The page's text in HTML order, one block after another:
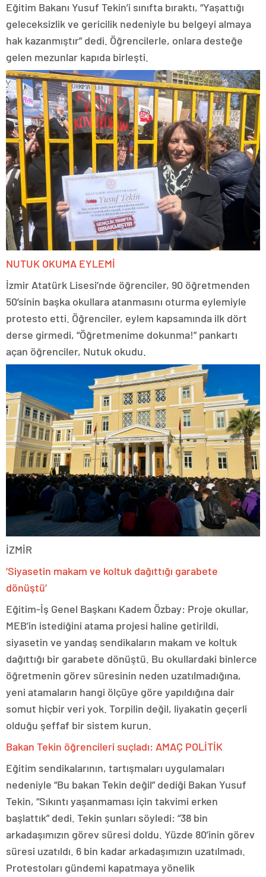
Eğitim Bakanı Yusuf Tekin’i sınıfta bıraktı, “Yaşattığı
geleceksizlik ve gericilik nedeniyle bu belgeyi almaya
hak kazanmıştır” dedi. Öğrencilerle, onlara desteğe
gelen mezunlar kapıda birleşti.
NUTUK OKUMA EYLEMİ
İzmir Atatürk Lisesi’nde öğrenciler, 90 öğretmenden
50’sinin başka okullara atanmasını oturma eylemiyle
protesto etti. Öğrenciler, eylem kapsamında ilk dört
derse girmedi, “Öğretmenime dokunma!” pankartı
açan öğrenciler, Nutuk okudu.
İZMİR
‘Siyasetin makam ve koltuk dağıttığı garabete
dönüştü’
Eğitim-İş Genel Başkanı Kadem Özbay: Proje okullar,
MEB’in istediğini atama projesi haline getirildi,
siyasetin ve yandaş sendikaların makam ve koltuk
dağıttığı bir garabete dönüştü. Bu okullardaki binlerce
öğretmenin görev süresinin neden uzatılmadığına,
yeni atamaların hangi ölçüye göre yapıldığına dair
somut hiçbir veri yok. Torpilin değil, liyakatin geçerli
olduğu şeffaf bir sistem kurun.
Bakan Tekin öğrencileri suçladı: AMAÇ POLİTİK
Eğitim sendikalarının, tartışmaları uygulamaları
nedeniyle “Bu bakan Tekin değil” dediği Bakan Yusuf
Tekin, “Sıkıntı yaşanmaması için takvimi erken
başlattık” dedi. Tekin şunları söyledi: “38 bin
arkadaşımızın görev süresi doldu. Yüzde 80’inin görev
süresi uzatıldı. 6 bin kadar arkadaşımızın uzatılmadı.
Protestoları gündemi kapatmaya yönelik